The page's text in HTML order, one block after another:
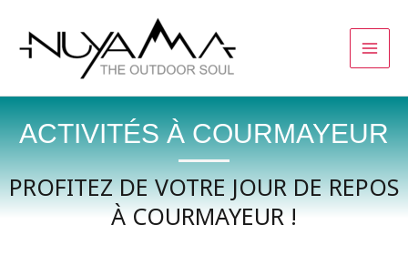
contenu
ACTIVITÉS À COURMAYEUR
PROFITEZ DE VOTRE JOUR DE REPOS
À COURMAYEUR !